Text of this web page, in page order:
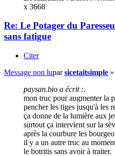
x 3668
Re: Le Potager du
sans fatigue
Citer
Message non luparsicetaitsimple »
paysan.bio a écrit :.
mon truc pour augmenter la
pencher les tiges jusqu'à les
ça donne de la lumière aux
surtout ça intervient sur la
après la courbure les
il y a un autre truc au
le botritis sans avoir à traiter.